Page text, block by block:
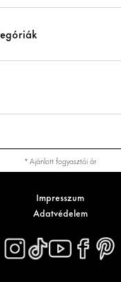
* Ajánlott fogyasztói ár
Impresszum
Adatvédelem